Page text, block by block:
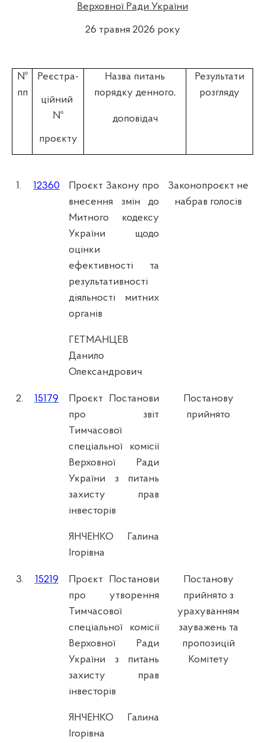
Верховної Ради України
26 травня 2026 року
№
пп
Реєстра-
ційний
№
проєкту
Назва питань
порядку денного,
доповідач
Результати
розгляду
1. 12360
Проєкт Закону про
внесення змін до
Митного кодексу
України щодо
оцінки
ефективності та
результативності
діяльності митних
органів
ГЕТМАНЦЕВ
Данило
Олександрович
Законопроєкт не
набрав голосів
2. 15179
Проєкт Постанови
про звіт
Тимчасової
спеціальної комісії
Верховної Ради
України з питань
захисту прав
інвесторів
ЯНЧЕНКО Галина
Ігорівна
Постанову
прийнято
3. 15219
Проєкт Постанови
про утворення
Тимчасової
спеціальної комісії
Верховної Ради
України з питань
захисту прав
інвесторів
ЯНЧЕНКО Галина
Ігорівна
Постанову
прийнято з
урахуванням
зауважень та
пропозицій
Комітету